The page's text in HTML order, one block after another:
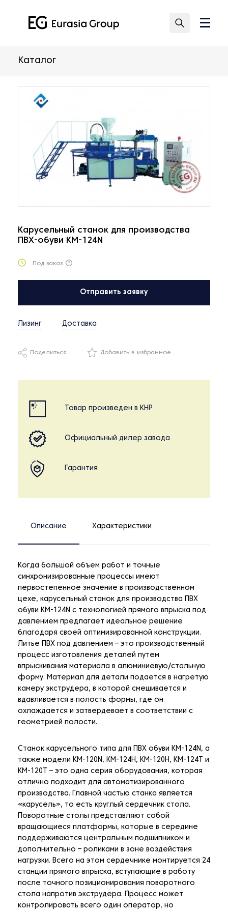
Каталог
Карусельный станок для производства
ПВХ-обуви KM-124N
Под заказ
Отправить заявку
Лизинг Доставка
Поделиться Добавить в избранное
Товар произведен в КНР
Официальный дилер завода
Гарантия
Описание Характеристики
Когда большой объем работ и точные
синхронизированные процессы имеют
первостепенное значение в производственном
цехе, карусельный станок для производства ПВХ
обуви KM-124N с технологией прямого впрыска под
давлением предлагает идеальное решение
благодаря своей оптимизированной конструкции.
Литье ПВХ под давлением – это производственный
процесс изготовления деталей путем
впрыскивания материала в алюминиевую/стальную
форму. Материал для детали подается в нагретую
камеру экструдера, в которой смешивается и
вдавливается в полость формы, где он
охлаждается и затвердевает в соответствии с
геометрией полости.
Станок карусельного типа для ПВХ обуви KM-124N, а
также модели KM-120N, KM-124H, KM-120H, KM-124T и
KM-120T – это одна серия оборудования, которая
отлично подходит для автоматизированного
производства. Главной частью станка является
«карусель», то есть круглый сердечник стола.
Поворотные столы представляют собой
вращающиеся платформы, которые в середине
поддерживаются центральным подшипником и
дополнительно – роликами в зоне воздействия
нагрузки. Всего на этом сердечнике монтируется 24
станции прямого впрыска, вступающие в работу
после точного позиционирования поворотного
стола напротив экструдера. Процесс может
контролировать всего один оператор, но